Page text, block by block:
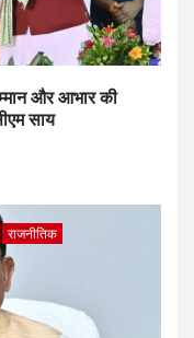
और आभार की
साय
राजनीतिक